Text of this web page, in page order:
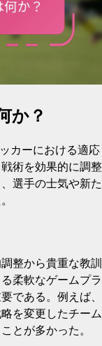
か？
カーにおける適応
術を効果的に調整
選手の士気や新た
整から貴重な教訓
柔軟なゲームプラ
である。例えば、
を変更したチーム
とが多かった。